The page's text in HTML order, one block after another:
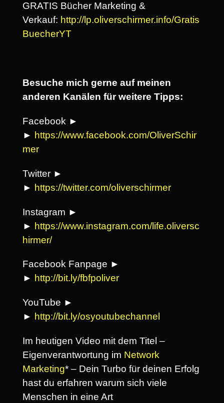
GRATIS Bücher Marketing &
Verkauf: http://lp.oliverschirmer.info/Gratis
BuecherYT
Besuche mich gerne auf meinen
anderen Kanälen für weitere Tipps:
Facebook ►
► https://www.facebook.com/OliverSchir
mer
Twitter ►
► https://twitter.com/oliverschirmer
Instagram ►
► https://www.instagram.com/life.oliversc
hirmer/
Facebook Fanpage ►
► http://bit.ly/fbfpoliver
YouTube ►
► http://bit.ly/osyoutubechannel
Im heutigen Video mit dem Titel –
Eigenverantwortung im Network
Marketing* – Dein Turbo für deinen Erfolg
hast du erfahren warum sich viele
Menschen in eine Art